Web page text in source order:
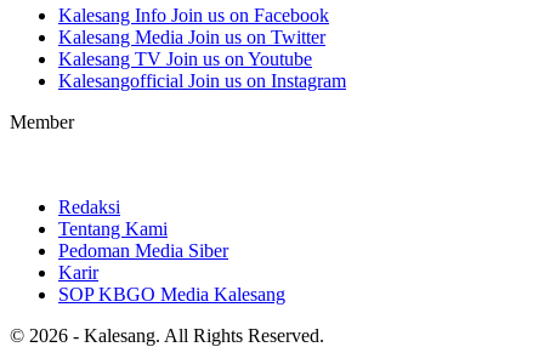
Kalesang Info Join us on Facebook
Kalesang Media Join us on Twitter
Kalesang TV Join us on Youtube
Kalesangofficial Join us on Instagram
Member
Redaksi
Tentang Kami
Pedoman Media Siber
Karir
SOP KBGO Media Kalesang
© 2026 - Kalesang. All Rights Reserved.